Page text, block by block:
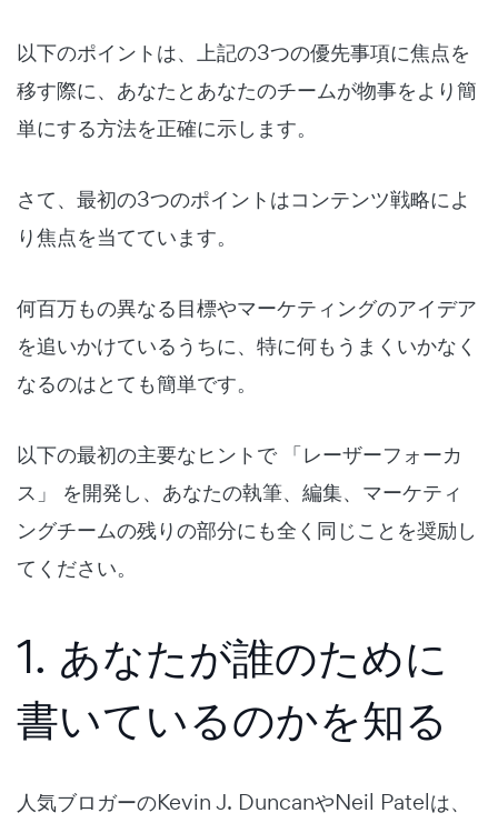
以下のポイントは、上記の3つの優先事項に焦点を
移す際に、あなたとあなたのチームが物事をより簡
単にする方法を正確に示します。
さて、最初の3つのポイントはコンテンツ戦略によ
り焦点を当てています。
何百万もの異なる目標やマーケティングのアイデア
を追いかけているうちに、特に何もうまくいかなく
なるのはとても簡単です。
以下の最初の主要なヒントで 「レーザーフォーカ
ス」
を開発し、あなたの執筆、編集、マーケティ
ングチームの残りの部分にも全く同じことを奨励し
てください。
1. あなたが誰のために
書いているのかを知る
人気ブロガーのKevin J. DuncanやNeil Patelは、